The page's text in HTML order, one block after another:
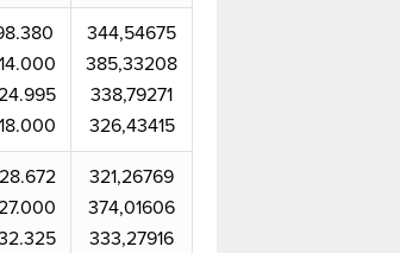
344,54675
385,33208
338,79271
326,43415
321,26769
374,01606
333,27916